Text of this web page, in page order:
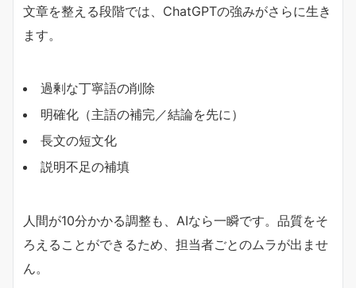
文章を整える段階では、ChatGPTの強みがさらに生き
ます。
過剰な丁寧語の削除
明確化（主語の補完／結論を先に）
長文の短文化
説明不足の補填
人間が10分かかる調整も、AIなら一瞬です。品質をそ
ろえることができるため、担当者ごとのムラが出ませ
ん。